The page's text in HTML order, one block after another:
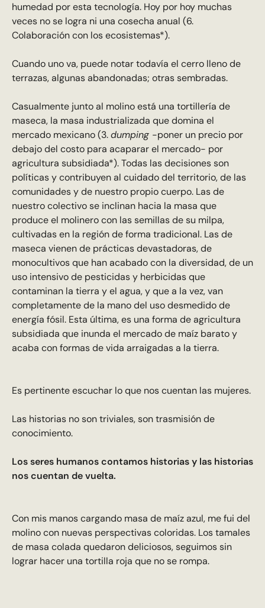
humedad por esta tecnología. Hoy por hoy muchas
veces no se logra ni una cosecha anual (6.
Colaboración con los ecosistemas*).
Cuando uno va, puede notar todavía el cerro lleno de
terrazas, algunas abandonadas; otras sembradas.
Casualmente junto al molino está una tortillería de
maseca, la masa industrializada que domina el
mercado mexicano (3.dumping -poner un precio por
debajo del costo para acaparar el mercado- por
agricultura subsidiada*). Todas las decisiones son
políticas y contribuyen al cuidado del territorio, de las
comunidades y de nuestro propio cuerpo. Las de
nuestro colectivo se inclinan hacia la masa que
produce el molinero con las semillas de su milpa,
cultivadas en la región de forma tradicional. Las de
maseca vienen de prácticas devastadoras, de
monocultivos que han acabado con la diversidad, de un
uso intensivo de pesticidas y herbicidas que
contaminan la tierra y el agua, y que a la vez, van
completamente de la mano del uso desmedido de
energía fósil. Esta última, es una forma de agricultura
subsidiada que inunda el mercado de maíz barato y
acaba con formas de vida arraigadas a la tierra.
Es pertinente escuchar lo que nos cuentan las mujeres.
Las historias no son triviales, son trasmisión de
conocimiento.
Los seres humanos contamos historias y las historias
nos cuentan de vuelta.
Con mis manos cargando masa de maíz azul, me fui del
molino con nuevas perspectivas coloridas. Los tamales
de masa colada quedaron deliciosos, seguimos sin
lograr hacer una tortilla roja que no se rompa.